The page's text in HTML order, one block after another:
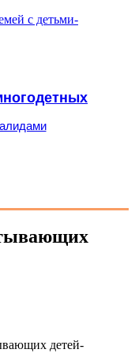
с детьми-
детей-